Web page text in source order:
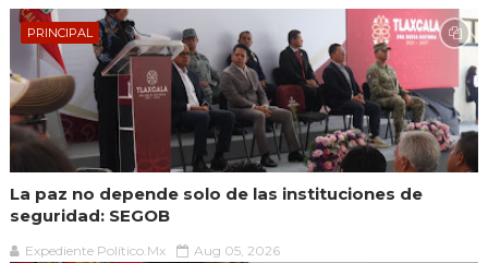
PRINCIPAL
La paz no depende solo de las instituciones de
seguridad: SEGOB
Expediente Político.Mx Aug 05, 2026